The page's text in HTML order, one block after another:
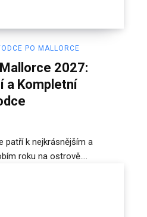
PO MALLORCE
2027:
a Kompletní
patří k nejkrásnějším a
roku na ostrově....